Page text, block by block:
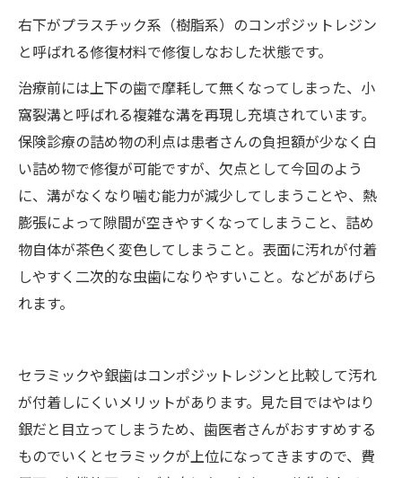
右下がプラスチック系（樹脂系）のコンポジットレジン
と呼ばれる修復材料で修復しなおした状態です。
治療前には上下の歯で摩耗して無くなってしまった、小
窩裂溝と呼ばれる複雑な溝を再現し充填されています。
保険診療の詰め物の利点は患者さんの負担額が少なく白
い詰め物で修復が可能ですが、欠点として今回のよう
に、溝がなくなり噛む能力が減少してしまうことや、熱
膨張によって隙間が空きやすくなってしまうこと、詰め
物自体が茶色く変色してしまうこと。表面に汚れが付着
しやすく二次的な虫歯になりやすいこと。などがあげら
れます。
セラミックや銀歯はコンポジットレジンと比較して汚れ
が付着しにくいメリットがあります。見た目ではやはり
銀だと目立ってしまうため、歯医者さんがおすすめする
ものでいくとセラミックが上位になってきますので、費